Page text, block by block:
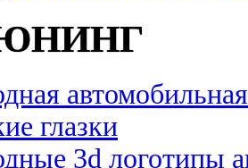
глазки
3d логотипы